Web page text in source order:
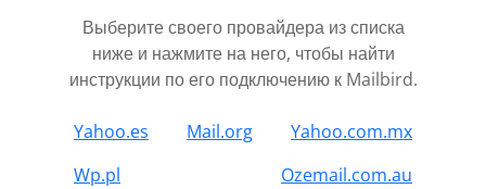
Выберите своего провайдера из списка
ниже и нажмите на него, чтобы найти
инструкции по его подключению к Mailbird.
Yahoo.es Mail.org
Yahoo.com.mx
Wp.pl
Ozemail.com.au